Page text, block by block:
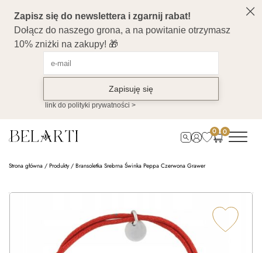
0 0
Strona główna / Produkty/ Bransoletka Srebrna Świnka Peppa Czerwona Grawer